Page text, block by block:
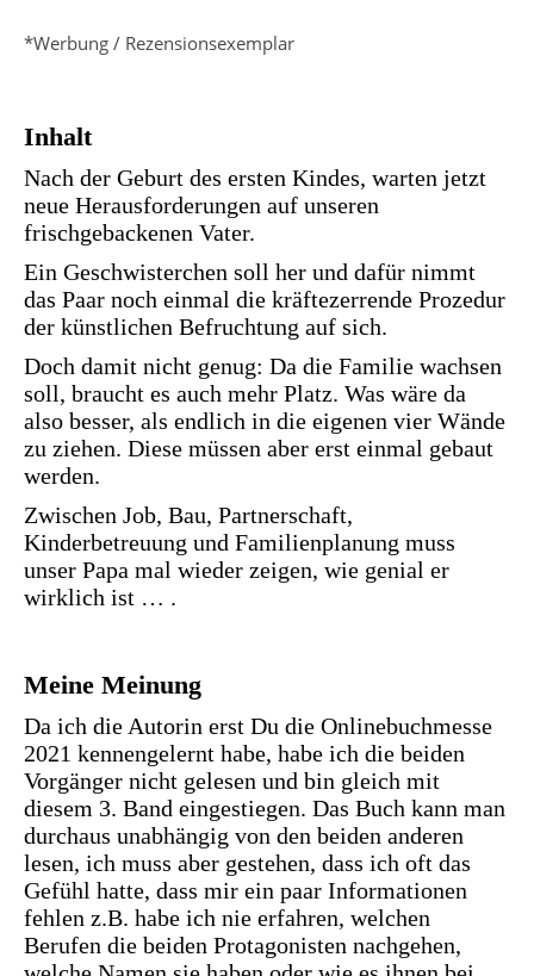
*Werbung / Rezensionsexemplar
Inhalt
Nach der Geburt des ersten Kindes, warten jetzt
neue Herausforderungen auf unseren
frischgebackenen Vater.
Ein Geschwisterchen soll her und dafür nimmt
das Paar noch einmal die kräftezerrende Prozedur
der künstlichen Befruchtung auf sich.
Doch damit nicht genug: Da die Familie wachsen
soll, braucht es auch mehr Platz. Was wäre da
also besser, als endlich in die eigenen vier Wände
zu ziehen. Diese müssen aber erst einmal gebaut
werden.
Zwischen Job, Bau, Partnerschaft,
Kinderbetreuung und Familienplanung muss
unser Papa mal wieder zeigen, wie genial er
wirklich ist … .
Meine Meinung
Da ich die Autorin erst Du die Onlinebuchmesse
2021 kennengelernt habe, habe ich die beiden
Vorgänger nicht gelesen und bin gleich mit
diesem 3. Band eingestiegen. Das Buch kann man
durchaus unabhängig von den beiden anderen
lesen, ich muss aber gestehen, dass ich oft das
Gefühl hatte, dass mir ein paar Informationen
fehlen z.B. habe ich nie erfahren, welchen
Berufen die beiden Protagonisten nachgehen,